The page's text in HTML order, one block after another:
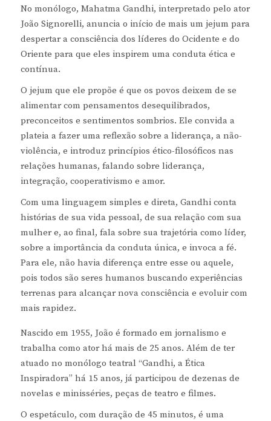
No monólogo, Mahatma Gandhi, interpretado pelo ator
João Signorelli, anuncia o início de mais um jejum para
despertar a consciência dos líderes do Ocidente e do
Oriente para que eles inspirem uma conduta ética e
contínua.
O jejum que ele propõe é que os povos deixem de se
alimentar com pensamentos desequilibrados,
preconceitos e sentimentos sombrios. Ele convida a
plateia a fazer uma reflexão sobre a liderança, a não-
violência, e introduz princípios ético-filosóficos nas
relações humanas, falando sobre liderança,
integração, cooperativismo e amor.
Com uma linguagem simples e direta, Gandhi conta
histórias de sua vida pessoal, de sua relação com sua
mulher e, ao final, fala sobre sua trajetória como líder,
sobre a importância da conduta única, e invoca a fé.
Para ele, não havia diferença entre esse ou aquele,
pois todos são seres humanos buscando experiências
terrenas para alcançar nova consciência e evoluir com
mais rapidez.
Nascido em 1955, João é formado em jornalismo e
trabalha como ator há mais de 25 anos. Além de ter
atuado no monólogo teatral “Gandhi, a Ética
Inspiradora” há 15 anos, já participou de dezenas de
novelas e minisséries, peças de teatro e filmes.
O espetáculo, com duração de 45 minutos, é uma